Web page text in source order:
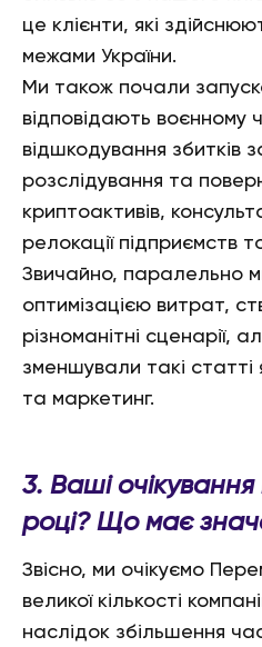
це клієнти, які
межами України.
Ми також почали
відповідають воєнному
відшкодування збитків
розслідування та
криптоактивів,
релокації підприємств
Звичайно, паралельно
оптимізацією витрат,
різноманітні сценарії,
зменшували такі
та маркетинг.
3. Ваші очікування
році? Що має
Звісно, ми очікуємо
великої кількості
наслідок збільшення